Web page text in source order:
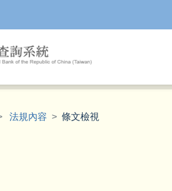
法規內容 條文檢視